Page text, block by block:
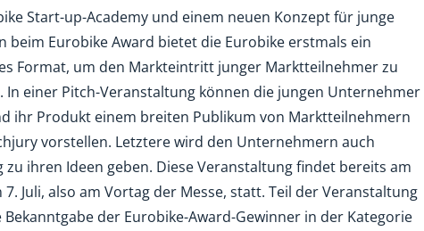
Start-up-Academy und einem neuen Konzept für junge
beim Eurobike Award bietet die Eurobike erstmals ein
Format, um den Markteintritt junger Marktteilnehmer zu
In einer Pitch-Veranstaltung können die jungen Unternehmer
ihr Produkt einem breiten Publikum von Marktteilnehmern
vorstellen. Letztere wird den Unternehmern auch
zu ihren Ideen geben. Diese Veranstaltung findet bereits am
7. Juli, also am Vortag der Messe, statt. Teil der Veranstaltung
Bekanntgabe der Eurobike-Award-Gewinner in der Kategorie